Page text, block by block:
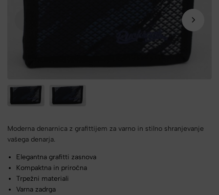
Moderna denarnica z grafittijem za varno in stilno shranjevanje
vašega denarja.
Elegantna grafitti zasnova
Kompaktna in priročna
Trpežni materiali
Varna zadrga